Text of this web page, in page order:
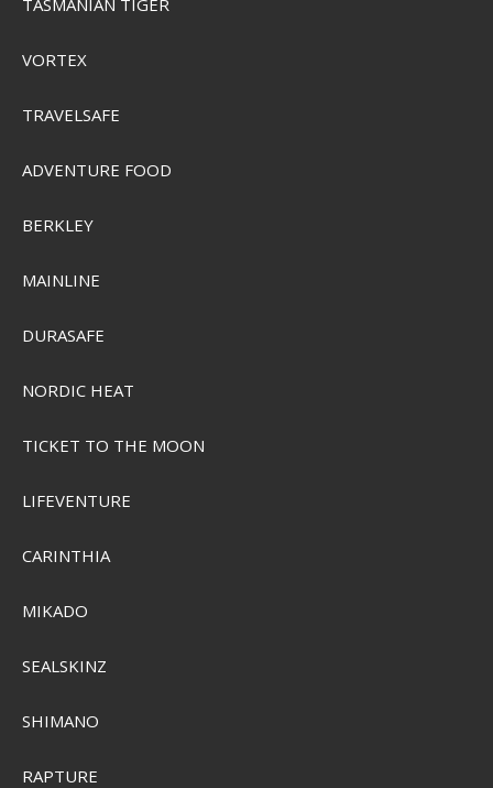
TASMANIAN TIGER
VORTEX
TRAVELSAFE
ADVENTURE FOOD
BERKLEY
MAINLINE
DURASAFE
NORDIC HEAT
TICKET TO THE MOON
LIFEVENTURE
CARINTHIA
MIKADO
SEALSKINZ
SHIMANO
RAPTURE